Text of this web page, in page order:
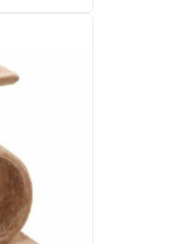
virsma
Zoopasaule.lv.
padara to ideāli